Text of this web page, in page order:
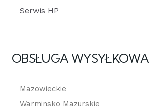
Serwis HP
OBSŁUGA WYSYŁKOWA
Mazowieckie
Warminsko Mazurskie